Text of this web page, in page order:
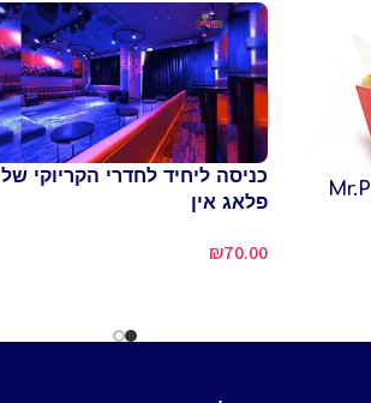
כניסה ליחיד לחדרי הקריוקי של
פלאג אין
₪70.00